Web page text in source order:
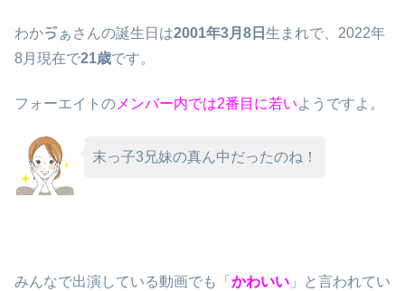
わかゔぁさんの誕生日は2001年3月8日 生まれで、2022年
8月現在で21歳です。
フォーエイトの メンバー内では2番目に若いようですよ。
末っ子3兄妹の真ん中だったのね！
みんなで出演している動画でも「 かわいい 」と言われてい